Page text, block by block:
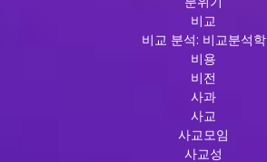
비교
비교 분석: 비교분석학
비용
비전
사과
사교
사교모임
사교성